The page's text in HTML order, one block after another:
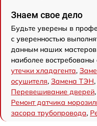
Знаем свое дело
Будьте уверены в
с уверенностью
данным наших мастеров
наиболее
утечки хладагента,
осушителя, Замена ТЭН,
Перевешивание дверей,
Ремонт датчика
засора трубопровода,